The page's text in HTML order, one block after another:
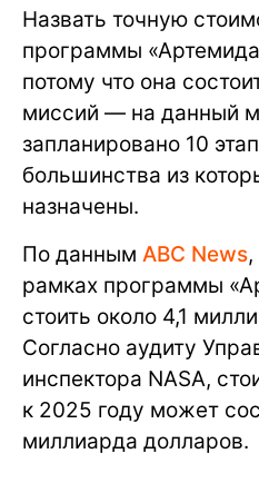
Назвать точную
программы
потому что она
миссий — на данный
запланировано 10
большинства из
назначены.
По данным ABC News
рамках программы
стоить около 4,1
Согласно аудиту
инспектора NASA,
к 2025 году может
миллиарда долларов.